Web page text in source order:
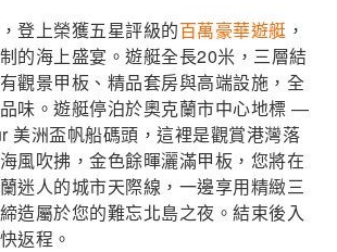
登上榮獲五星評級的百萬豪華遊艇 ，
的海上盛宴。遊艇全長20米，三層結
觀景甲板、精品套房與高端設施，全
味。遊艇停泊於奧克蘭市中心地標 —
美洲盃帆船碼頭，這裡是觀賞港灣落
風吹拂，金色餘暉灑滿甲板，您將在
迷人的城市天際線，一邊享用精緻三
造屬於您的難忘北島之夜。結束後入
返程。